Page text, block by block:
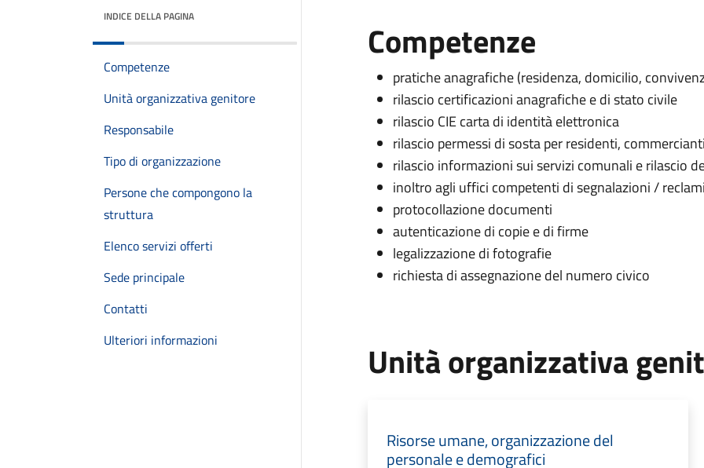
INDICE DELLA PAGINA
Competenze
Unità organizzativa genitore
Responsabile
Tipo di organizzazione
Persone che compongono la
struttura
Elenco servizi offerti
Sede principale
Contatti
Ulteriori informazioni
Competenze
pratiche anagrafiche (residenza, domicilio,
rilascio certificazioni anagrafiche e di stato civile
rilascio CIE carta di identità elettronica
rilascio permessi di sosta per residenti,
rilascio informazioni sui servizi comunali e rilascio
inoltro agli uffici competenti di segnalazioni /
protocollazione documenti
autenticazione di copie e di firme
legalizzazione di fotografie
richiesta di assegnazione del numero civico
Unità organizzativa
Risorse umane, organizzazione del
personale e demografici